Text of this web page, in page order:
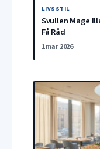
LIVSSTIL
Svullen Mage
Få Råd
1 mar 2026